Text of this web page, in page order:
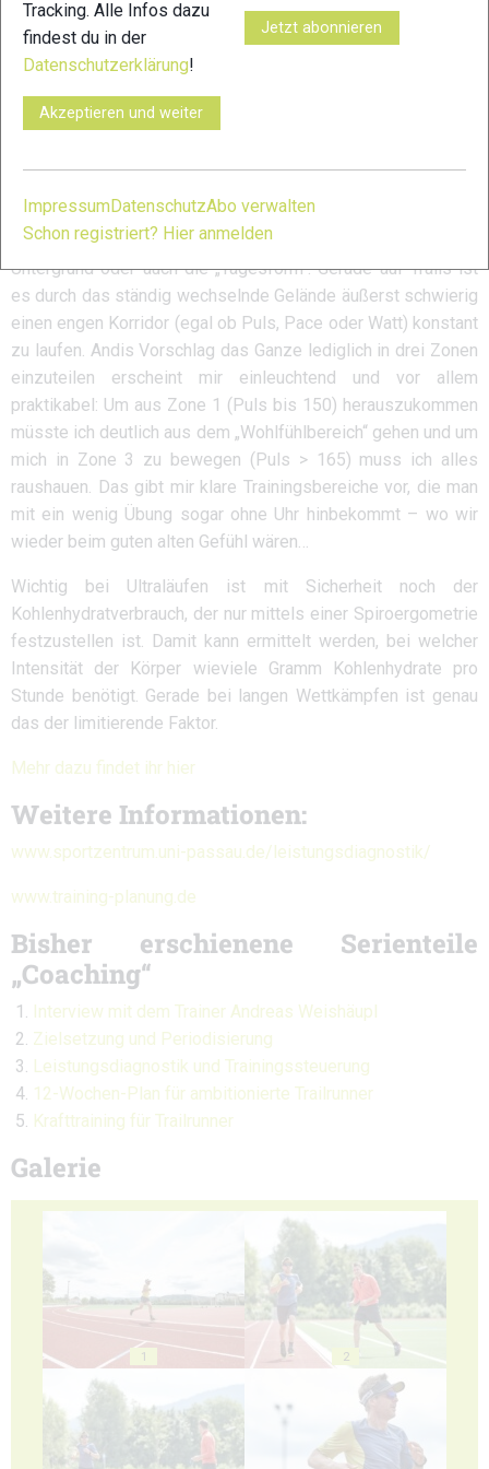
Fazit Markus Mingo
Ich habe die letzten Jahre so einiges versucht: Training nach
Puls, Pace oder Watt (siehe auch „
Trailrunning„). Die Trainingsbereiche hatte ich dabei in fünf
guten alten Gefühl. Zu komplex waren dabei oft die
Anforderungen beim Trailrunning, zu unterschiedlich der
Untergrund oder auch die „Tagesform“. Gerade auf Trails ist
es durch das ständig wechselnde Gelände äußerst schwierig
einen engen Korridor (egal ob Puls, Pace oder Watt) konstant
zu laufen. Andis Vorschlag das Ganze lediglich in drei Zonen
einzuteilen erscheint mir einleuchtend und vor allem
praktikabel: Um aus Zone 1 (Puls bis 150) herauszukommen
müsste ich deutlich aus dem „Wohlfühlbereich“ gehen und um
mich in Zone 3 zu bewegen (Puls > 165) muss ich alles
raushauen. Das gibt mir klare Trainingsbereiche vor, die man
mit ein wenig Übung sogar ohne Uhr hinbekommt – wo wir
wieder beim guten alten Gefühl wären…
Wichtig bei Ultraläufen ist mit Sicherheit noch der
Kohlenhydratverbrauch, der nur mittels einer Spiroergometrie
festzustellen ist. Damit kann ermittelt werden, bei welcher
Intensität der Körper wieviele Gramm Kohlenhydrate pro
Stunde benötigt. Gerade bei langen Wettkämpfen ist genau
das der limitierende Faktor.
Mehr dazu findet ihr hier
Weitere Informationen:
www.sportzentrum.uni-passau.de/leistungsdiagnostik/
www.training-planung.de
Bisher erschienene Serienteile
„Coaching“
Interview mit dem Trainer Andreas Weishäupl
Zielsetzung und Periodisierung
Leistungsdiagnostik und Trainingssteuerung
12-Wochen-Plan für ambitionierte Trailrunner
Krafttraining für Trailrunner
Galerie
1 2
Tracking. Alle Infos dazu
findest du in der
Datenschutzerklärung!
Akzeptieren und weiter
Jetzt abonnieren
ImpressumDatenschutzAbo verwalten
Schon registriert? Hier anmelden